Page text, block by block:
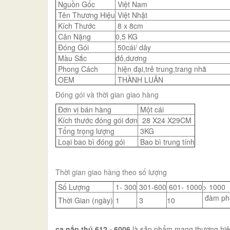
Nguồn Gốc
Việt Nam
Tên Thương Hiệu Việt Nhật
Kích Thước
8 x 8cm
Cân Nặng
0,5 KG
Đóng Gói
50cái/ dây
Màu Sắc
đỏ,dương
Phong Cách
hiện đại,trẻ trung,trang nhã
OEM
THÀNH LUÂN
Đóng gói và thời gian giao hàng
Đơn vị bán hàng
Một cái
Kích thước đóng gói đơn 28 X24 X29CM
Tổng trọng lượng
3KG
Loại bao bì đóng gói
Bao bì trung tính
Thời gian giao hàng theo số lượng
Số Lượng
1- 300 301-600 601- 1000> 1000
Thời Gian (ngày) 1 3 10 đàm